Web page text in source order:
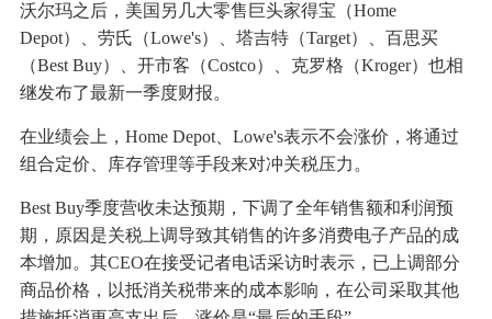
沃尔玛之后，美国另几大零售巨头家得宝（Home
Depot）、劳氏（Lowe's）、塔吉特（Target）、百思买
（Best Buy）、开市客（Costco）、克罗格（Kroger）也相
继发布了最新一季度财报。
在业绩会上，Home Depot、Lowe's表示不会涨价，将通过
组合定价、库存管理等手段来对冲关税压力。
Best Buy季度营收未达预期，下调了全年销售额和利润预
期，原因是关税上调导致其销售的许多消费电子产品的成
本增加。其CEO在接受记者电话采访时表示，已上调部分
商品价格，以抵消关税带来的成本影响，在公司采取其他